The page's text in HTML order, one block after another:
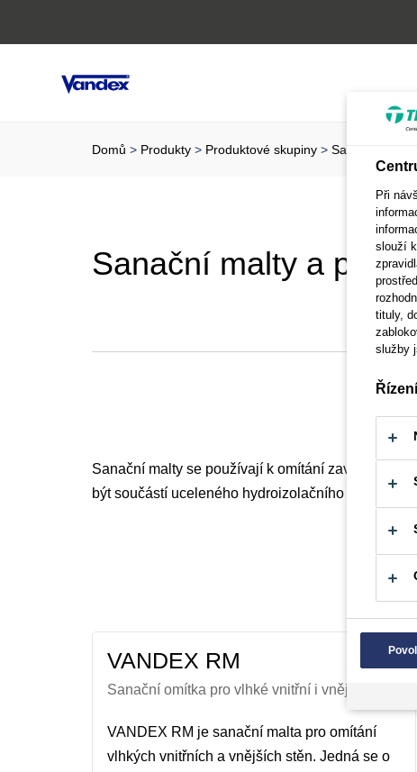
Sanační malty a
Domů Produkty Produktové skupiny Sanační malty
Sanační malty se používají k omítání zavlhlých
být součástí uceleného hydroizolačního sanačního
VANDEX RM
Sanační omítka pro vlhké vnitřní i vnější stěny
VANDEX RM je sanační malta pro omítání
vlhkých vnitřních a vnějších stěn. Jedná se o
Při
slouží
tituly,
služby